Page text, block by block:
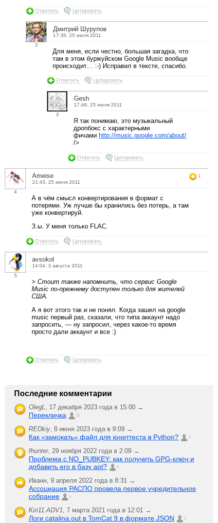
Ответить Цитировать
2
Дмитрий Шурупов
17:38, 25 июля 2011
Для меня, если честно, большая загадка, что
там в этом буржуйском Google Music вообще
происходит… :-) Исправил в тексте, спасибо.
Ответить Цитировать
3
Gesh
17:46, 25 июля 2011
Я так понимаю, это музыкальный
дропбокс с характерными
фичами http://music.google.com/about/
/>
Ответить Цитировать
4
Ameise
21:43, 25 июля 2011
1
А в чём смысл конвертирования в формат с
потерями. Уж лучше бы хранились без потерь, а там
уже конвертируй.
З.ы. У меня только FLAC.
Ответить Цитировать
5
avsokol
14:04, 3 августа 2011
> Стоит также напомнить, что сервис Google
Music по-прежнему доступен только для жителей
США.
А я вот этого так и не понял
Когда зашел на google
music первый раз, сказали, что типа аккаунт надо
запросить, — ну запросил, через какое-то время
просто дали аккаунт и все :)
Ответить Цитировать
Последние комментарии
OlegL, 17 декабря 2023 года в 15:00 →
Перекличка 21
REDkiy, 8 июня 2023 года в 9:09 →
Как «замокать» файл для юниттеста в Python? 2
fhunter, 29 ноября 2022 года в 2:09 →
Проблема с NO_PUBKEY: как получить GPG-ключ и
добавить его в базу apt?
6
Иванн, 9 апреля 2022 года в 8:31 →
Ассоциация РАСПО провела первое учредительное
собрание
1
Kiri11.ADV1, 7 марта 2021 года в 12:01 →
Логи catalina.out в TomCat 9 в формате JSON 1